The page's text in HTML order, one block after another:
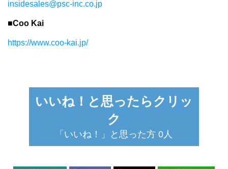
insidesales@psc-inc.co.jp
■Coo Kai
https://www.coo-kai.jp/
いいね！と思ったらクリッ
ク
「いいね！」と思った方 0人